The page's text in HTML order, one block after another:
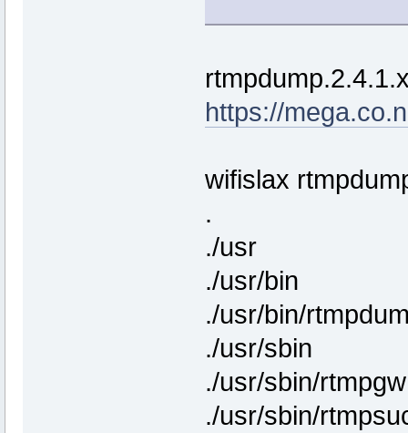
https://
wifislax
.
./usr
./usr/bin
./usr/bin/
./usr/sbin
./usr/sbin/rtmpgw
./usr/sbin/